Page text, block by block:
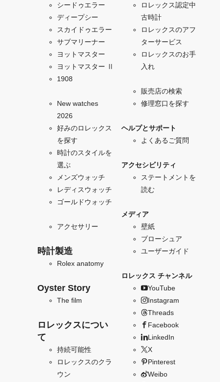
シードゥエラー
ディープシー
スカイドゥエラー
サブマリーナー
ヨットマスター
ヨットマスター Ⅱ
1908
New watches
2026
好みのロレックス
を探す
時計のスタイルを
選ぶ
メンズウォッチ
レディスウォッチ
ゴールドウォッチ
アクセサリー
時計製造
Rolex anatomy
Oyster Story
The film
ロレックスについ
て
持続可能性
ロレックスのクラ
ウン
ロレックス認定中
古時計
ロレックスのアフ
ターサービス
ロレックスのお手
入れ
販売店の検索
修理窓口を探す
ヘルプとサポート
よくあるご質問
アクセシビリティ
ステートメントを
読む
メディア
壁紙
ブローシュア
ユーザーガイド
ロレックス チャンネル
YouTube
Instagram
Threads
Facebook
LinkedIn
X
Pinterest
Weibo